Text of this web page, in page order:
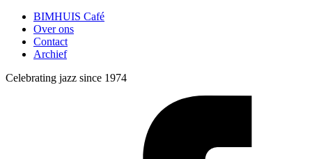
BIMHUIS Café
Over ons
Contact
Archief
Celebrating jazz since 1974